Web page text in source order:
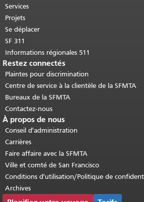
Retour au haut du contenu principal
Services
Projets
Se déplacer
SF 311
Informations régionales 511
Restez connectés
Plaintes pour discrimination
Centre de service à la clientèle de la SFMTA
Bureaux de la SFMTA
Contactez-nous
À propos de nous
Conseil d'administration
Carrières
Faire affaire avec la SFMTA
Ville et comté de San Francisco
Conditions d'utilisation/Politique de
Archives